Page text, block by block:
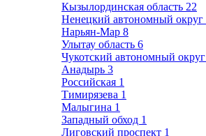
Кызылординская область 22
Ненецкий автономный округ
Нарьян-Мар 8
Улытау область 6
Чукотский автономный округ
Анадырь 3
Российская 1
Тимирязева 1
Малыгина 1
Западный обход 1
Лиговский проспект 1